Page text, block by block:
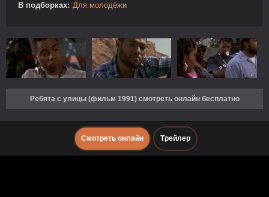
В подборках: Для молодёжи
Ребята с улицы (фильм 1991) смотреть онлайн бесплатно
Смотреть онлайн Трейлер